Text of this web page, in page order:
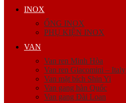
INOX
ỐNG INOX
PHỤ KIỆN INOX
VAN
Van ren Minh Hòa
Van ren Giacomini – Italy
Van mặt bích Shin Yi
Van gang hàn Quốc
Van gang Đài Loan